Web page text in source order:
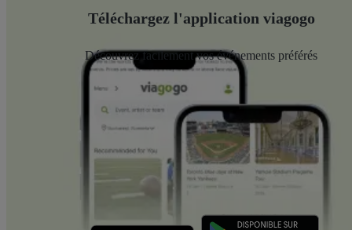
Téléchargez l'application viagogo
Découvrez facilement vos événements préférés